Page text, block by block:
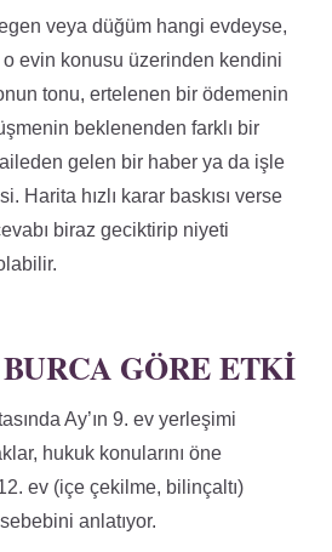
veya düğüm hangi evdeyse,
evin konusu üzerinden kendini
tonu, ertelenen bir ödemenin
beklenenden farklı bir
gelen bir haber ya da işle
Harita hızlı karar baskısı verse
biraz geciktirip niyeti
GÖRE ETKI
Ay’ın 9. ev yerleşimi
hukuk konularını öne
ev (içe çekilme, bilinçaltı)
anlatıyor.